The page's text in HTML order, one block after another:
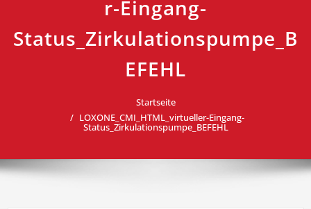
r-Eingang-
Status_Zirkulationspumpe_B
EFEHL
Startseite
LOXONE_CMI_HTML_virtueller-Eingang-
Status_Zirkulationspumpe_BEFEHL